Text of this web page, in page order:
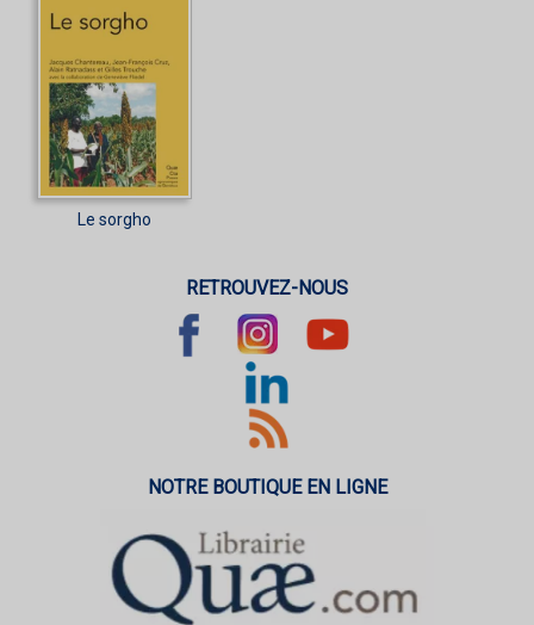
Le sorgho
RETROUVEZ-NOUS
NOTRE BOUTIQUE EN LIGNE